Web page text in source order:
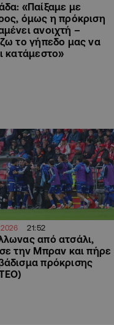
«Παίξαμε με
όμως η πρόκριση
ανοιχτή –
το γήπεδο μας να
κατάμεστο»
21:52
από ατσάλι,
την Μπραν και πήρε
πρόκρισης